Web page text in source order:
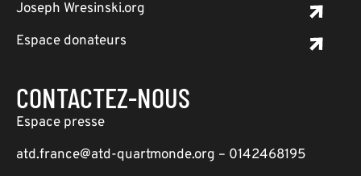
Joseph Wresinski.org
Espace donateurs
CONTACTEZ-NOUS
Espace presse
atd.france@atd-quartmonde.org – 0142468195